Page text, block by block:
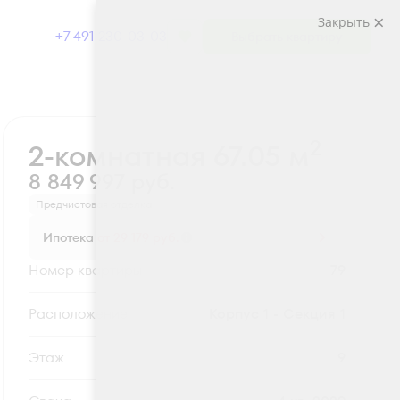
+7 491 230-03-03
2-комнатная 67.05 м
8 849 997 руб.
Предчистовая отделка
Ипотека
Номер квартиры
Секция
Этаж
Закрыть